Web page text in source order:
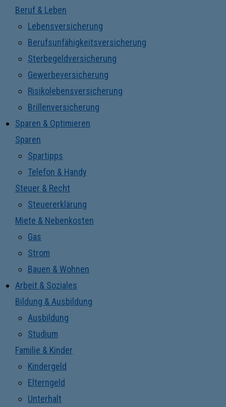
Beruf & Leben
Lebensversicherung
Berufsunfähigkeitsversicherung
Sterbegeldversicherung
Gewerbeversicherung
Risikolebensversicherung
Brillenversicherung
Sparen & Optimieren
Sparen
Spartipps
Telefon & Handy
Steuer & Recht
Steuererklärung
Miete & Nebenkosten
Gas
Strom
Bauen & Wohnen
Arbeit & Soziales
Bildung & Ausbildung
Ausbildung
Studium
Familie & Kinder
Kindergeld
Elterngeld
Unterhalt